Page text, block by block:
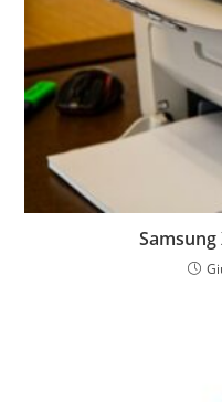
Samsung